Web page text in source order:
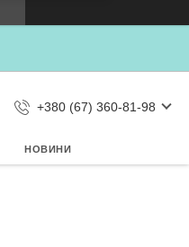
Дозволити
×
+380 (67) 360-81-98
НОВИНИ